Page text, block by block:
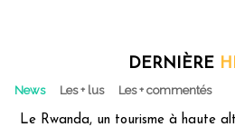
DERNIÈRE
News Les + lus Les + commentés
Le Rwanda, un tourisme à haute